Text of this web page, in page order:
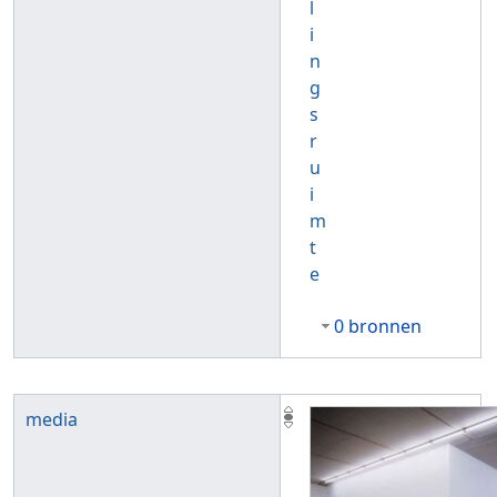
l
i
n
g
s
r
u
i
m
t
e
0 bronnen
media